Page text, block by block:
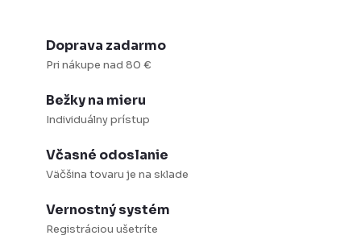
Doprava zadarmo
Pri nákupe nad 80 €
Bežky na mieru
Individuálny prístup
Včasné odoslanie
Väčšina tovaru je na sklade
Vernostný systém
Registráciou ušetríte